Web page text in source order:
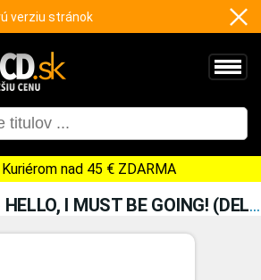
verziu stránok
nad 45 € ZDARMA
HELLO, I MUST BE GOING! (DELUXE EDITION)